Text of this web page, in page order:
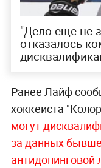
"Дело ещё не
отказалось
Ранее Лайф
хоккеиста
могут
за данных
антидопинговой